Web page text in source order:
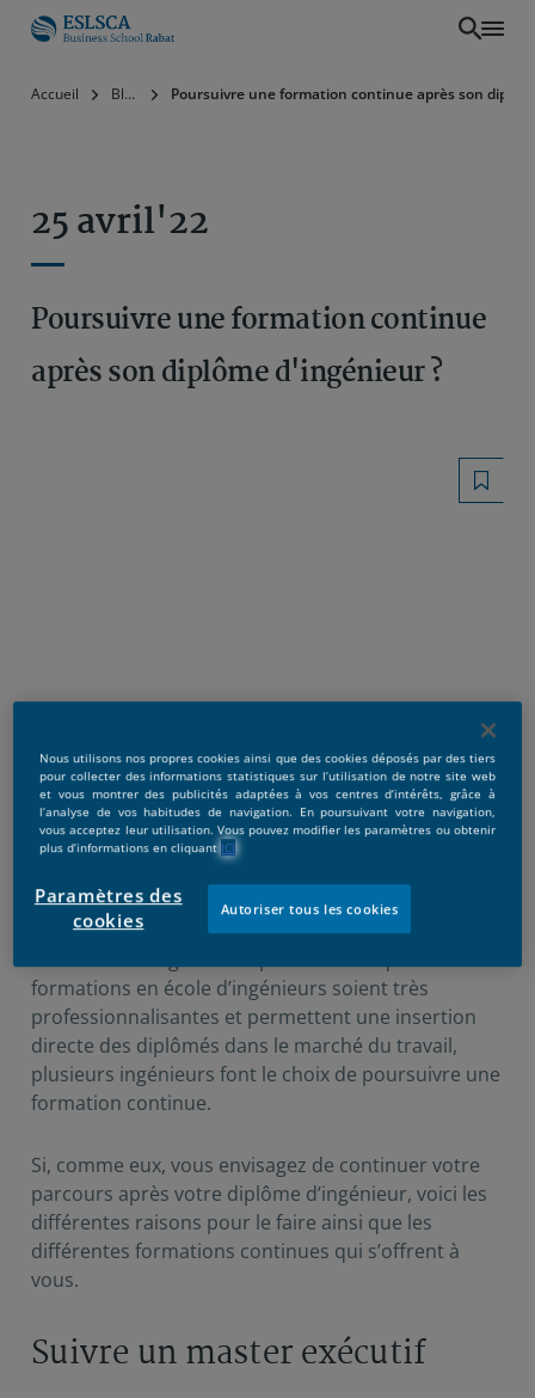
Accueil Blog Poursuivre une formation continue après son
25 avril'22
Poursuivre une formation continue
après son diplôme d'ingénieur ?
25/04/2022|Actualizado:17/01/2025
formations en école d’ingénieurs soient très
professionnalisantes et permettent une insertion
directe des diplômés dans le marché du travail,
plusieurs ingénieurs font le choix de poursuivre une
formation continue.
Si, comme eux, vous envisagez de continuer votre
parcours après votre diplôme d’ingénieur, voici les
différentes raisons pour le faire ainsi que les
différentes formations continues qui s’offrent à
vous.
Suivre un master exécutif
Nous utilisons nos propres cookies ainsi que des cookies déposés par des tiers
pour collecter des informations statistiques sur l’utilisation de notre site web
et vous montrer des publicités adaptées à vos centres d’intérêts, grâce à
l’analyse de vos habitudes de navigation. En poursuivant votre navigation,
vous acceptez leur utilisation. Vous pouvez modifier les paramètres ou obtenir
plus d’informations en cliquant ICI
Paramètres des
cookies
Autoriser tous les cookies